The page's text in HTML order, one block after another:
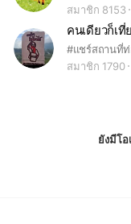
สมาชิก 8153
คนเดียวก็เที่
สมาชิก 1790
ยังมีโ